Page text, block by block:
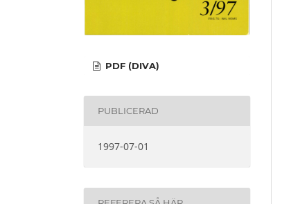
PDF (DIVA)
PUBLICERAD
1997-07-01